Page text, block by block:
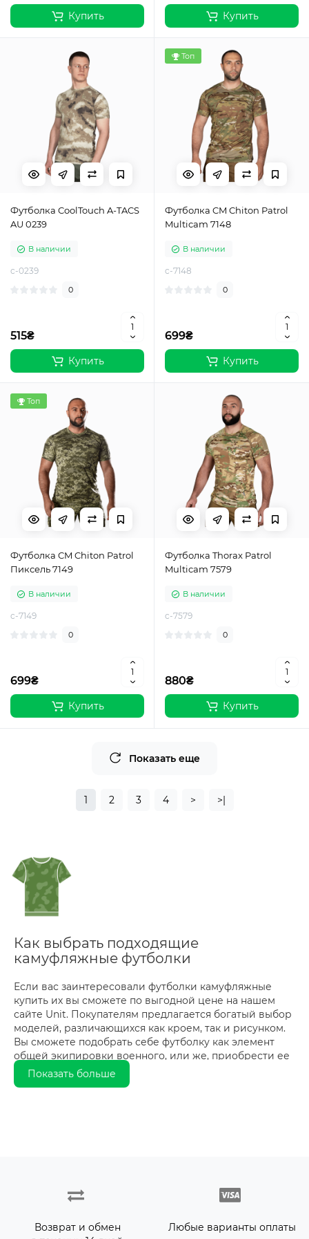
Купить Купить
Футболка CoolTouch A-TACS
AU 0239
В наличии
c-0239
0
515₴
Купить
Топ
Футболка CM Chiton Patrol
Multicam 7148
В наличии
c-7148
0
699₴
Купить
Топ
Футболка CM Chiton Patrol
Пиксель 7149
В наличии
c-7149
0
699₴
Купить
Футболка Thorax Patrol
Multicam 7579
В наличии
c-7579
0
880₴
Купить
Показать еще
1 2 3 4 > >|
Как выбрать подходящие
камуфляжные футболки
Если вас заинтересовали футболки камуфляжные
купить их вы сможете по выгодной цене на нашем
сайте Unit. Покупателям предлагается богатый выбор
моделей, различающихся как кроем, так и рисунком.
Вы сможете подобрать себе футболку как элемент
общей экипировки военного, или же, приобрести ее
для ношения с обычной, повседневной одеждой.
маскировки бойца, но может быть полезным и в
часть предпочитают использовать одежду, которая
будет способствовать большей незаметности, чтобы
Показать больше
Возврат и обмен
Любые варианты оплаты